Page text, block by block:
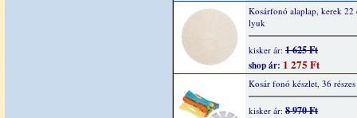
Kosárfonó alaplap, kerek 22
lyuk
kisker ár: 1 625 Ft
shop ár: 1 275 Ft
Kosár fonó készlet, 36 részes
kisker ár: 8 970 Ft